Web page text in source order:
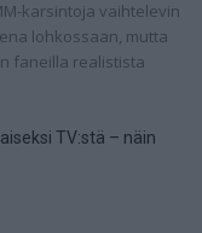
karsintoja vaihtelevin
lohkossaan, mutta
faneilla realistista
TV:stä – näin